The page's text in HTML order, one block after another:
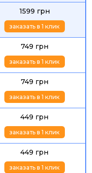
1599 грн
заказать в 1 клик
749 грн
заказать в 1 клик
749 грн
заказать в 1 клик
449 грн
заказать в 1 клик
449 грн
заказать в 1 клик